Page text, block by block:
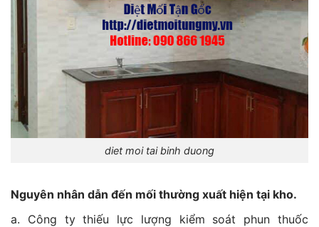
diet moi tai binh duong
Nguyên nhân dẫn đến mối thường xuất hiện tại kho.
a. Công ty thiếu lực lượng kiểm soát phun thuốc